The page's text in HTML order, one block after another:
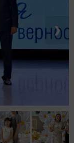
❯